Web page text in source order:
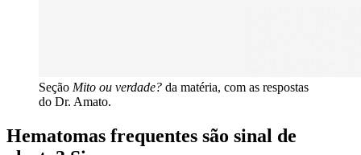
Seção Mito ou verdade? da matéria, com as respostas
do Dr. Amato.
Hematomas frequentes são sinal de